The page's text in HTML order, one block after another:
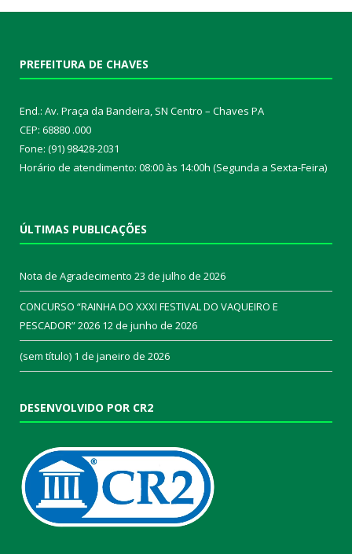
PREFEITURA DE CHAVES
End.: Av. Praça da Bandeira, SN Centro – Chaves PA
CEP: 68880 .000
Fone: (91) 98428-2031
Horário de atendimento: 08:00 às 14:00h (Segunda a Sexta-Feira)
ÚLTIMAS PUBLICAÇÕES
Nota de Agradecimento 23 de julho de 2026
CONCURSO “RAINHA DO XXXI FESTIVAL DO VAQUEIRO E
PESCADOR” 2026 12 de junho de 2026
(sem título) 1 de janeiro de 2026
DESENVOLVIDO POR CR2